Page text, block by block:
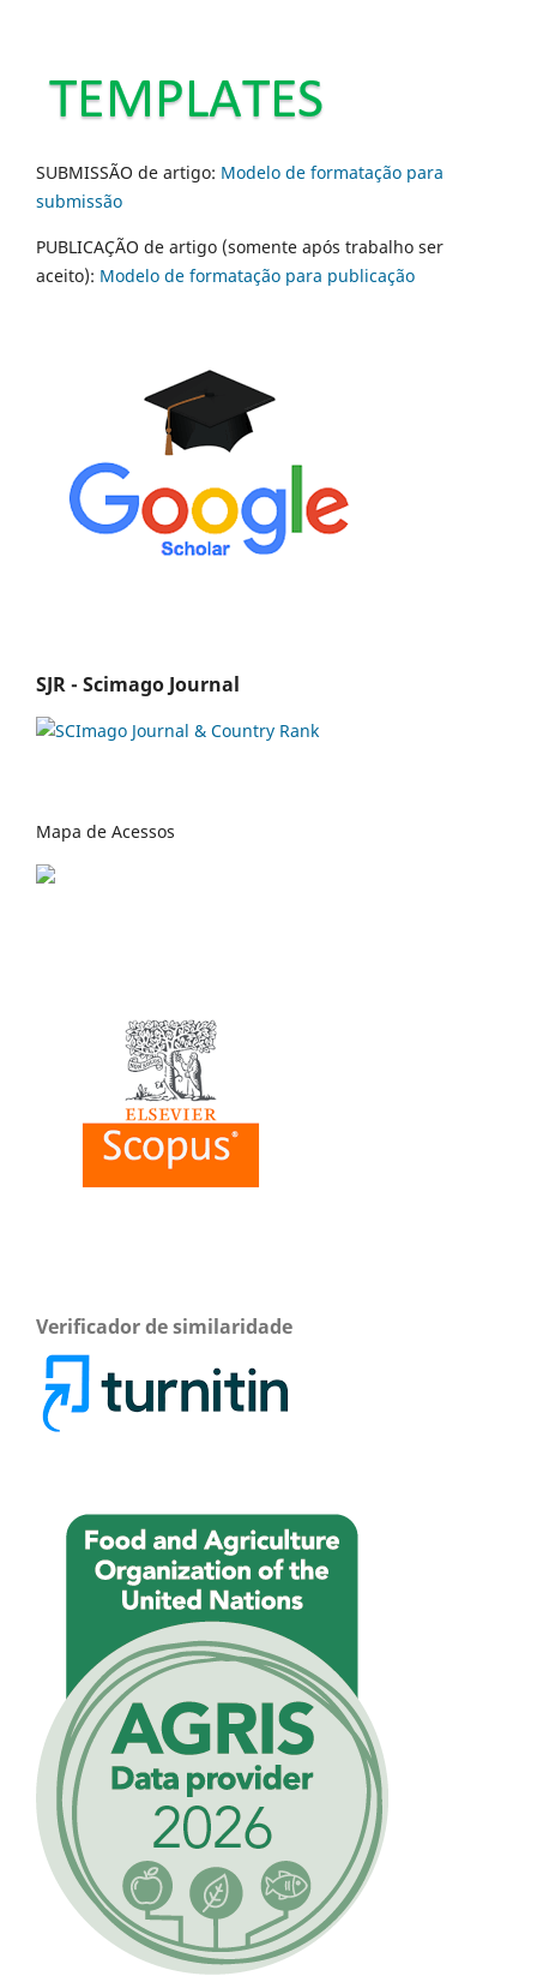
SUBMISSÃO de artigo: Modelo de formatação para
submissão
PUBLICAÇÃO de artigo (somente após trabalho ser
aceito): Modelo de formatação para publicação
SJR - Scimago Journal
Mapa de Acessos
Verificador de similaridade